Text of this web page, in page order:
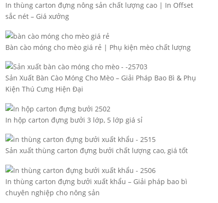
In thùng carton đựng nông sản chất lượng cao | In Offset
sắc nét – Giá xưởng
Bàn cào móng cho mèo giá rẻ | Phụ kiện mèo chất lượng
Sản Xuất Bàn Cào Móng Cho Mèo – Giải Pháp Bao Bì & Phụ
Kiện Thú Cưng Hiện Đại
In hộp carton đựng bưởi 3 lớp, 5 lớp giá sỉ
Sản xuất thùng carton đựng bưởi chất lượng cao, giá tốt
In thùng carton đựng bưởi xuất khẩu – Giải pháp bao bì
chuyên nghiệp cho nông sản